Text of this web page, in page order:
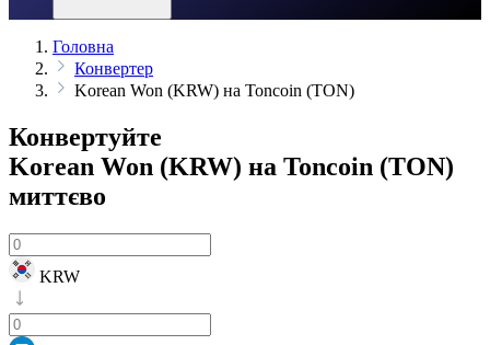
Головна
Конвертер
Korean Won (KRW) на Toncoin (TON)
Конвертуйте
Korean Won (KRW) на Toncoin (TON)
миттєво
KRW